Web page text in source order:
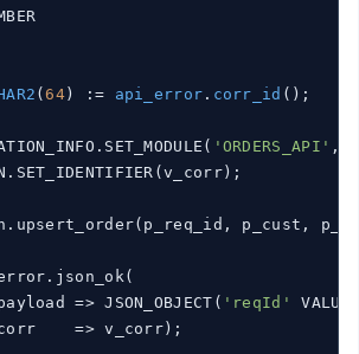
(64 ) := api_error . corr_id () ;
'ORDERS_API' ,
p_cust,
=> JSON_OBJECT(
'reqId'